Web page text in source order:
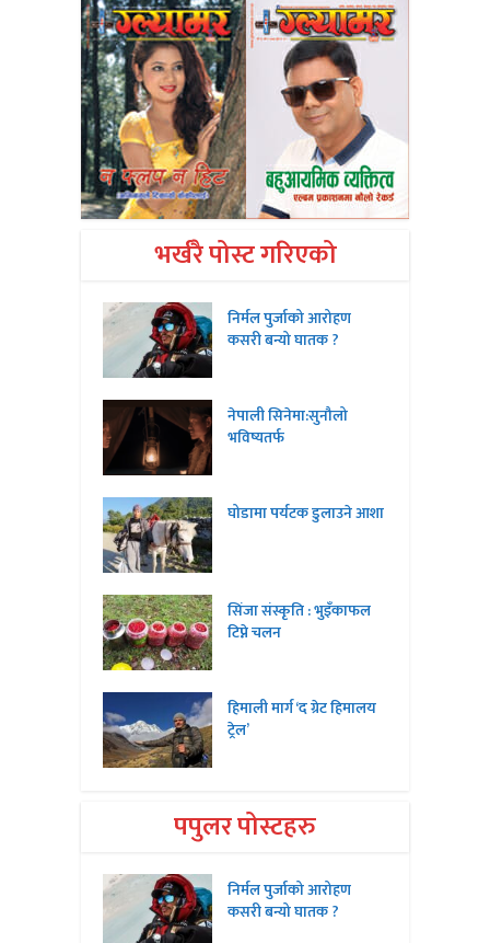
भर्खरै पोस्ट गरिएको
निर्मल पुर्जाको आरोहण
कसरी बन्यो घातक ?
नेपाली सिनेमा:सुनौलो
भविष्यतर्फ
घोडामा पर्यटक डुलाउने आशा
सिंजा संस्कृति : भुइँकाफल
टिप्ने चलन
हिमाली मार्ग ‘द ग्रेट हिमालय
ट्रेल’
पपुलर पोस्टहरु
निर्मल पुर्जाको आरोहण
कसरी बन्यो घातक ?